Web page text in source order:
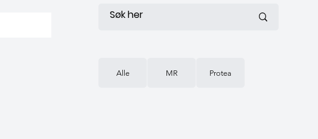
Alle MR Protea